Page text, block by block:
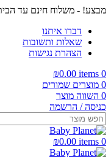
מבצע! - משלוח חינם עד הבית
דברו איתנו
שאלות ותשובות
הצהרת נגישות
0
items
₪0.00
0 מוצרים שמורים
0 השווה מוצר
כניסה / הרשמה
0
items
₪0.00